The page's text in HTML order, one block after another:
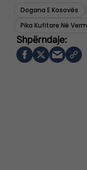
Dogana E Kosovës
Pika Kufitare Në